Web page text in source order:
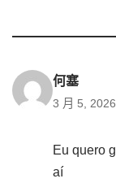
何塞
3 月 5,
Eu quero
aí